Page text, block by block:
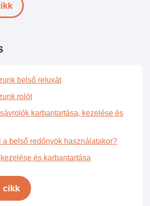
belső reluxát
rolót
karbantartása, kezelése és
a belső redőnyök használatakor?
és karbantartása
cikk